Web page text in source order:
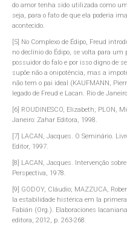
do amor tenha sido utilizada como
seja, para o fato de que ela poderia
acontecido.
[5] No Complexo de Édipo, Freud
no declínio do Édipo, se volta para um
possuidor do falo e por isso digno de
supõe não a onipotência, mas a
não tem o pai ideal (KAUFMANN,
legado de Freud e Lacan. Rio de
[6] ROUDINESCO, Elizabeth; PLON,
Janeiro: Zahar Editora, 1998.
[7] LACAN, Jacques. O Seminário.
Editor, 1997.
[8] LACAN, Jacques. Intervenção
Perspectiva, 1978.
[9] GODOY, Cláudio; MAZZUCA,
la estabilidade histérica em la
Fabián (Org.). Elaboraciones
editora, 2012, p. 263-268.